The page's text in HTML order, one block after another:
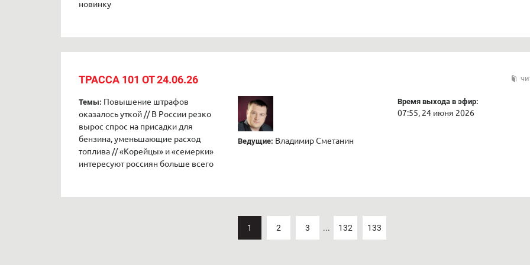
новинку
ТРАССА 101 ОТ 24.06.26
Темы: Повышение штрафов
оказалось уткой // В России резко
вырос спрос на присадки для
бензина, уменьшающие расход
топлива // «Корейцы» и «семерки»
интересуют россиян больше всего
Ведущие: Владимир Сметанин
Время выхода в эфир:
07:55, 24 июня 2026
1 2 3 ... 132 133